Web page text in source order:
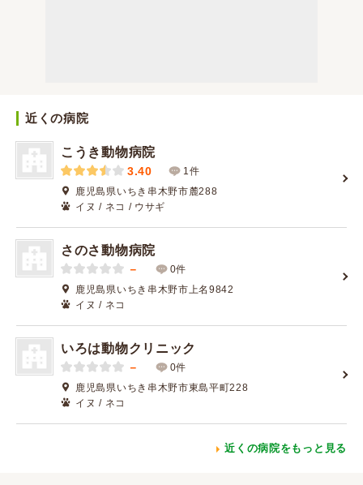
近くの病院
こうき動物病院
3.40
1件
鹿児島県いちき串木野市麓288
イヌ / ネコ / ウサギ
さのさ動物病院
－
0件
鹿児島県いちき串木野市上名9842
イヌ / ネコ
いろは動物クリニック
－
0件
鹿児島県いちき串木野市東島平町228
イヌ / ネコ
近くの病院をもっと見る